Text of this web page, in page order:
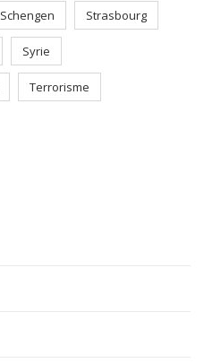
Schengen Strasbourg
Syrie
Terrorisme